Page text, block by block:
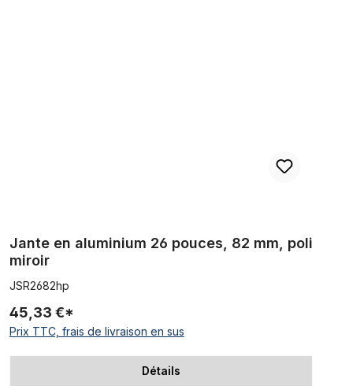
Jante en aluminium 26 pouces, 82 mm, poli
miroir
JSR2682hp
45,33 €*
Prix TTC, frais de livraison en sus
Détails